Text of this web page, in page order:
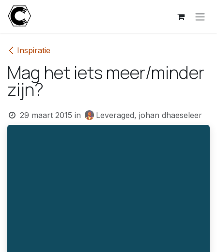
Overslaan naar inhoud
Inspiratie
Mag het iets meer/minder
zijn?
29 maart 2015 in Leveraged, johan dhaeseleer